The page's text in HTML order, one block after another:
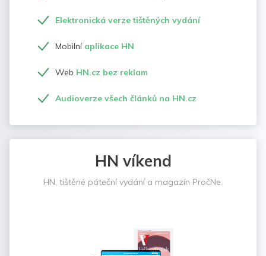
Elektronická verze tištěných vydání
Mobilní aplikace HN
Web HN.cz bez reklam
Audioverze všech článků na HN.cz
HN víkend
HN, tištěné páteční vydání a magazín PročNe.